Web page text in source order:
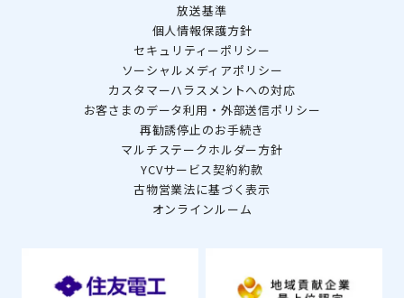
放送基準
個人情報保護方針
セキュリティーポリシー
ソーシャルメディアポリシー
カスタマーハラスメントへの対応
お客さまのデータ利用・外部送信ポリシー
再勧誘停止のお手続き
マルチステークホルダー方針
YCVサービス契約約款
古物営業法に基づく表示
オンラインルーム